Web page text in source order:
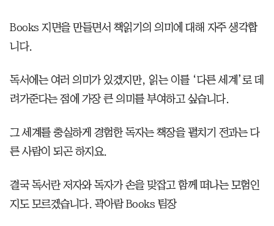
Books 지면을 만들면서 책읽기의 의미에 대해 자주 생각합
니다.
독서에는 여러 의미가 있겠지만, 읽는 이를 ‘다른 세계’로 데
려가준다는 점에 가장 큰 의미를 부여하고 싶습니다.
그 세계를 충실하게 경험한 독자는 책장을 펼치기 전과는 다
른 사람이 되곤 하지요.
결국 독서란 저자와 독자가 손을 맞잡고 함께 떠나는 모험인
지도 모르겠습니다. 곽아람 Books 팀장